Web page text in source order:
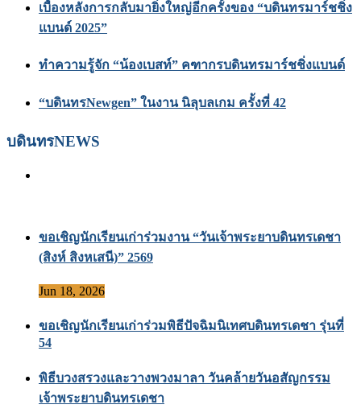
เบื้องหลังการกลับมายิ่งใหญ่อีกครั้งของ “บดินทรมาร์ชชิ่ง
แบนด์ 2025”
ทำความรู้จัก “น้องเบสท์” คฑากรบดินทรมาร์ชชิ่งแบนด์
“บดินทรNewgen” ในงาน นิลุบลเกม ครั้งที่ 42
บดินทรNEWS
ขอเชิญนักเรียนเก่าร่วมงาน “วันเจ้าพระยาบดินทรเดชา
(สิงห์ สิงหเสนี)” 2569
Jun 18, 2026
ขอเชิญนักเรียนเก่าร่วมพิธีปัจฉิมนิเทศบดินทรเดชา รุ่นที่
54
พิธีบวงสรวงและวางพวงมาลา วันคล้ายวันอสัญกรรม
เจ้าพระยาบดินทรเดชา